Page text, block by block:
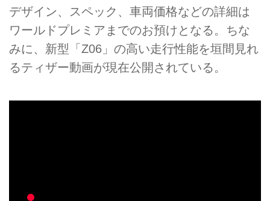
デザイン、スペック、車両価格などの詳細は
ワールドプレミアまでのお預けとなる。ちな
みに、新型「Z06」の高い走行性能を垣間見れ
るティザー動画が現在公開されている。